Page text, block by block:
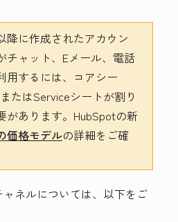
降に作成されたアカウン
チャット、Eメール、電話
用するには、コアシー
たはServiceシートが割り
があります。HubSpotの新
価格モデルの詳細をご確
ネルについては、以下をご